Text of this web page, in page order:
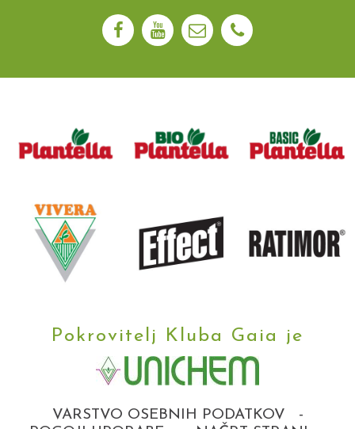
Pokrovitelj Kluba Gaia je
VARSTVO OSEBNIH PODATKOV
-